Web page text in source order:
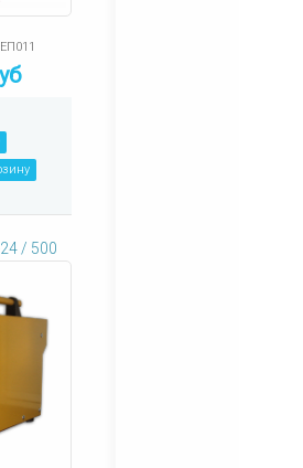
/ 500